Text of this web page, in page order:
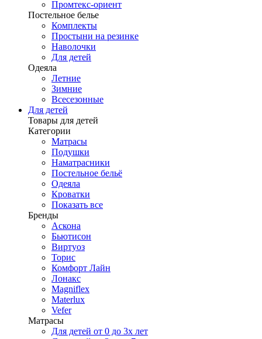
Промтекс-ориент
Постельное белье
Комплекты
Простыни на резинке
Наволочки
Для детей
Одеяла
Летние
Зимние
Всесезонные
Для детей
Товары для детей
Категории
Матрасы
Подушки
Наматрасники
Постельное бельё
Одеяла
Кроватки
Показать все
Бренды
Аскона
Бьютисон
Виртуоз
Торис
Комфорт Лайн
Лонакс
Magniflex
Materlux
Vefer
Матрасы
Для детей от 0 до 3х лет